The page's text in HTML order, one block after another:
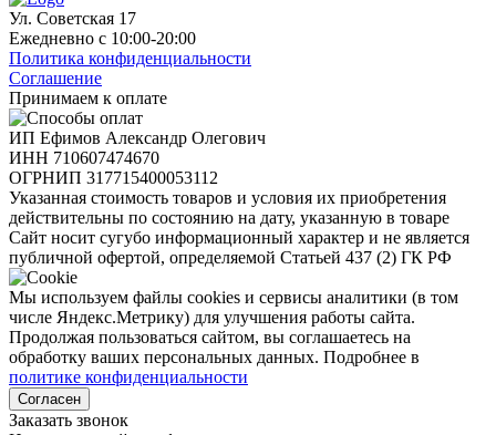
Ул. Советская 17
Ежедневно с 10:00-20:00
Политика конфиденциальности
Соглашение
Принимаем к оплате
ИП Ефимов Александр Олегович
ИНН 710607474670
ОГРНИП 317715400053112
Указанная стоимость товаров и условия их приобретения
действительны по состоянию на дату, указанную в товаре
Сайт носит сугубо информационный характер и не является
публичной офертой, определяемой Статьей 437 (2) ГК РФ
Мы используем файлы cookies и сервисы аналитики (в том
числе Яндекс.Метрику) для улучшения работы сайта.
Продолжая пользоваться сайтом, вы соглашаетесь на
обработку ваших персональных данных. Подробнее в
политике конфиденциальности
Согласен
Заказать звонок